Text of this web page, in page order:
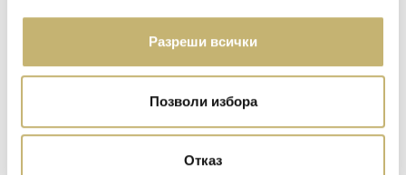
Разреши всички
Позволи избора
Отказ
8
юни
Blink, blink, blink! на "Национална картова и
платежна схема - bcard blink", част от BORICA
и Saatchi & Saatchi е сред големите